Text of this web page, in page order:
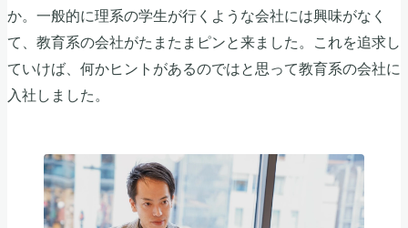
か。一般的に理系の学生が行くような会社には興味がなく
て、教育系の会社がたまたまピンと来ました。これを追求し
ていけば、何かヒントがあるのではと思って教育系の会社に
入社しました。